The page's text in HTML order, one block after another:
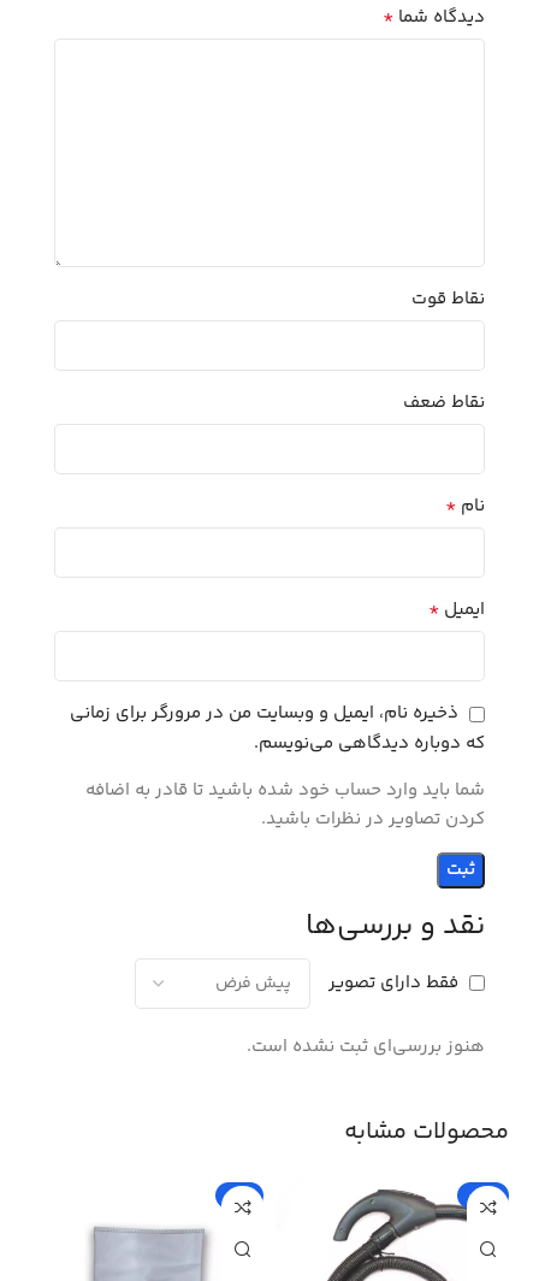
نقد و بررسی‌ها
فقط دارای تصویر
هنوز بررسی‌ای ثبت نشده است.
دیدگاه شما *
نقاط قوت
نقاط ضعف
نام *
ایمیل *
ذخیره نام، ایمیل و وبسایت من در مرورگر برای زمانی
که دوباره دیدگاهی می‌نویسم.
شما باید وارد حساب خود شده باشید تا قادر به اضافه
کردن تصاویر در نظرات باشید.
محصولات مشابه
-15%
-5%